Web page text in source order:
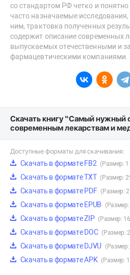
со стандартом РФ четко и
часто назначаемые
ним, трактовка полученных
содержит описание современных
выпускаемых отечественными и
фармацевтическими компаниями.
Скачать книгу “Самый нужный
современным лекарствам и
Доступные форматы для скачивания:
Скачать в формате FB2 (Размер: 1
Скачать в формате TXT (Размер:
Скачать в формате PDF (Размер:
Скачать в формате EPUB
Скачать в формате ZIP (Размер:
Скачать в формате DOC (Размер:
Скачать в формате DJVU
Скачать в формате APK (Размер: